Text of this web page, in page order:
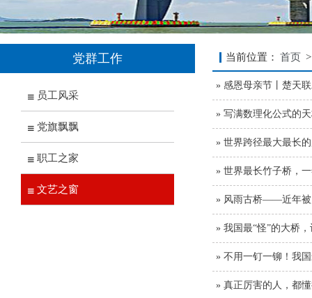
当前位置： 首页
» 感恩母亲节丨楚天
» 写满数理化公式的
» 世界跨径最大最长
» 世界最长竹子桥，
» 风雨古桥——近年被
» 我国最“怪”的大桥
» 不用一钉一铆！我
» 真正厉害的人，都
党群工作
员工风采
党旗飘飘
职工之家
文艺之窗